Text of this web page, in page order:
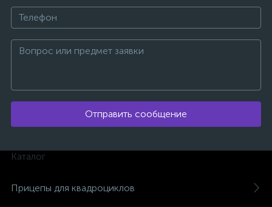
Отправить сообщение
Каталог
Прицепы для квадроциклов